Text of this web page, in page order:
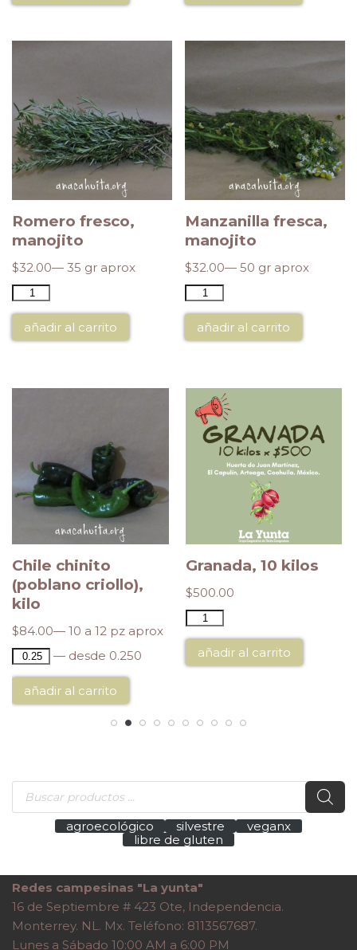
Romero fresco,
manojito
$32.00— 35 gr aprox
añadir al carrito
Manzanilla fresca,
manojito
$32.00— 50 gr aprox
añadir al carrito
Chile chinito
(poblano criollo),
kilo
$84.00— 10 a 12 pz aprox
— desde 0.250
añadir al carrito
Granada, 10 kilos
$500.00
añadir al carrito
agroecológico silvestre
veganx
libre de gluten
Redes campesinas "La yunta"
16 de Septiembre # 423 Ote, Independencia.
Monterrey. NL. Mx. Teléfono: 8113567687.
Lunes a Sábado 10:00 AM a 6:00 PM